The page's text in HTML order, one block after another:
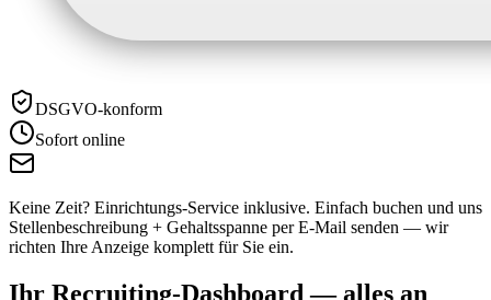
DSGVO-konform
Sofort online
Keine Zeit? Einrichtungs-Service inklusive. Einfach buchen und uns
Stellenbeschreibung + Gehaltsspanne per E-Mail senden — wir
richten Ihre Anzeige komplett für Sie ein.
Ihr Recruiting-Dashboard — alles an